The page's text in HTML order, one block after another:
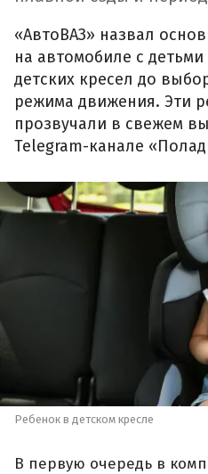
«АвтоВАЗ» назвал
на автомобиле с
детских кресел до
режима движения. Эти
прозвучали в свежем
Telegram-канале
Ребенок в детском кресле
В первую очередь в